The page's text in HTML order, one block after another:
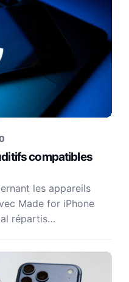
compatibles
les appareils
Made for iPhone
répartis…